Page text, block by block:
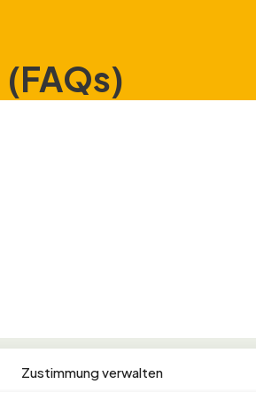
Zustimmung verwalten
(FAQs)